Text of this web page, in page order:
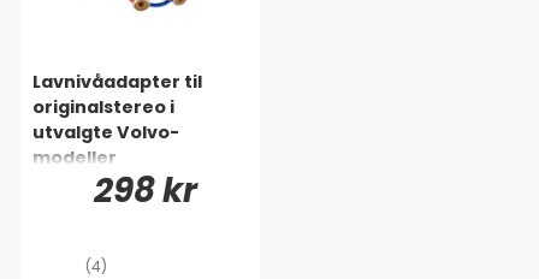
Lavnivåadapter til
originalstereo i
utvalgte Volvo-
modeller
298 kr
(4)